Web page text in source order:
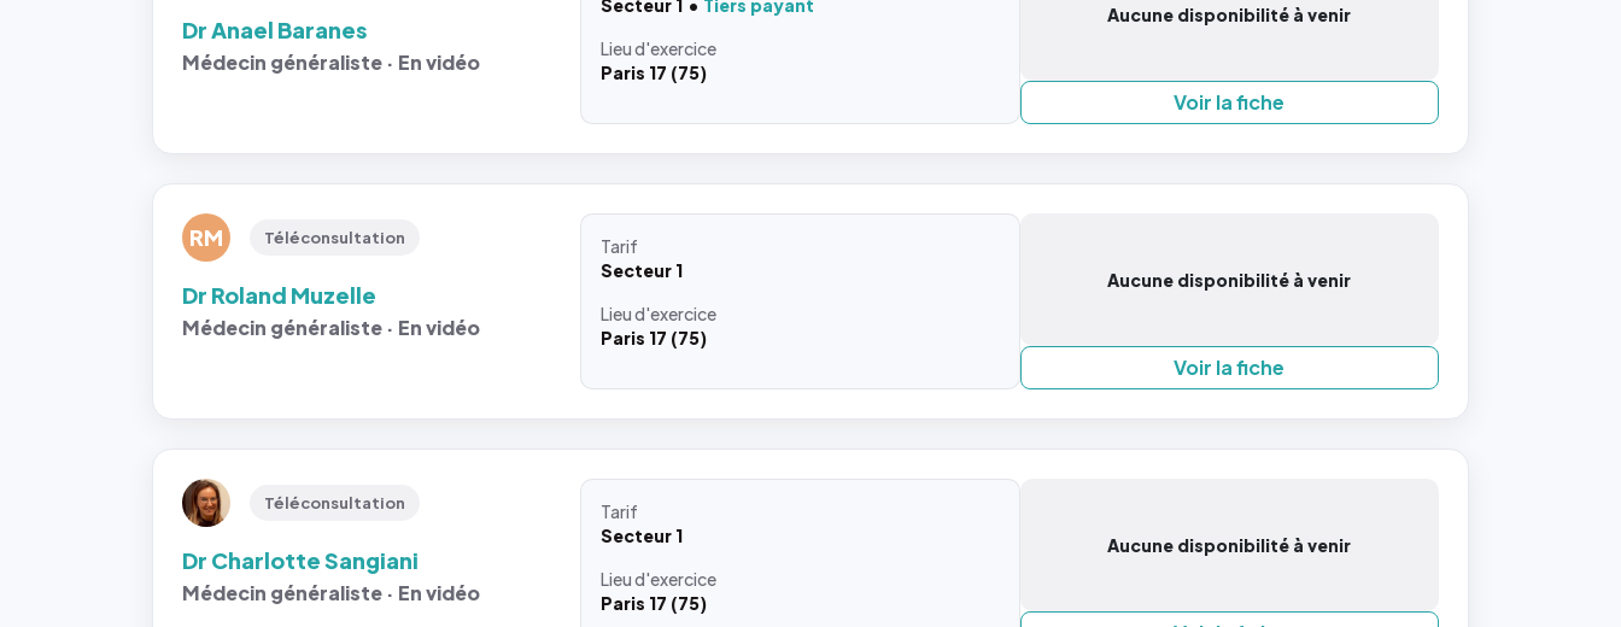
Dr Anael Baranes
Médecin généraliste · En vidéo
Secteur 1
Tiers payant
Lieud'exercice
Paris 17 (75)
Aucune disponibilité à venir
Voir la fiche
RM Téléconsultation
Dr Roland Muzelle
Médecin généraliste · En vidéo
Tarif
Secteur 1
Lieud'exercice
Paris 17 (75)
Aucune disponibilité à venir
Voir la fiche
Téléconsultation
Dr Charlotte Sangiani
Médecin généraliste · En vidéo
Tarif
Secteur 1
Lieud'exercice
Paris 17 (75)
Aucune disponibilité à venir